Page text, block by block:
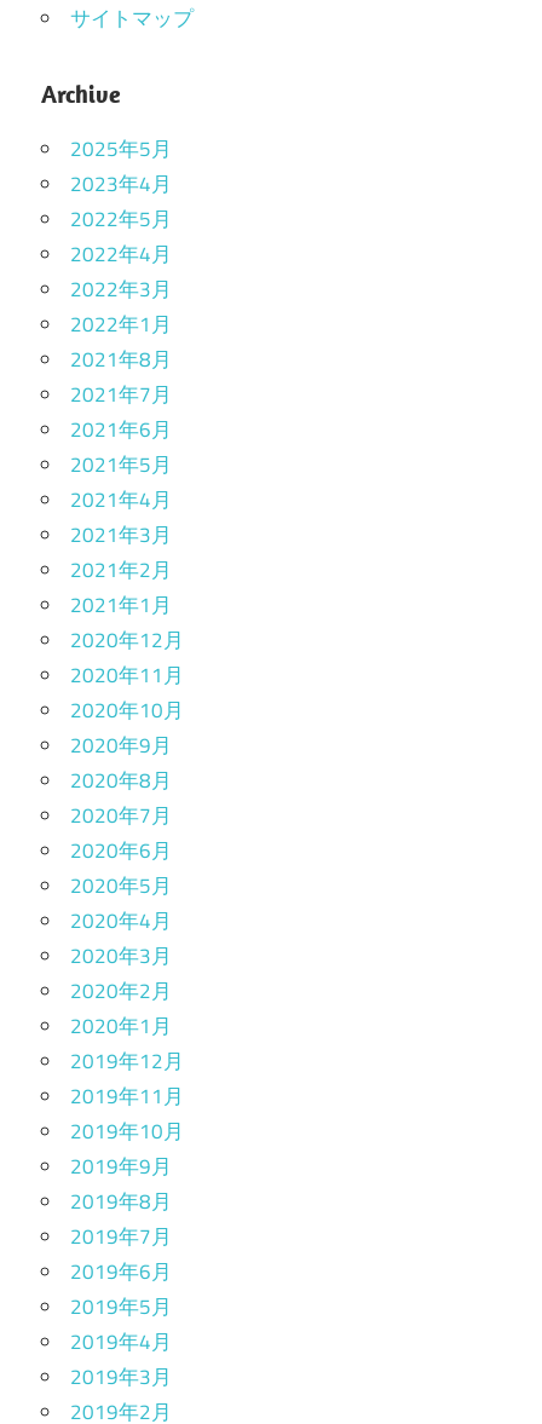
サイトマップ
Archive
2025年5月
2023年4月
2022年5月
2022年4月
2022年3月
2022年1月
2021年8月
2021年7月
2021年6月
2021年5月
2021年4月
2021年3月
2021年2月
2021年1月
2020年12月
2020年11月
2020年10月
2020年9月
2020年8月
2020年7月
2020年6月
2020年5月
2020年4月
2020年3月
2020年2月
2020年1月
2019年12月
2019年11月
2019年10月
2019年9月
2019年8月
2019年7月
2019年6月
2019年5月
2019年4月
2019年3月
2019年2月